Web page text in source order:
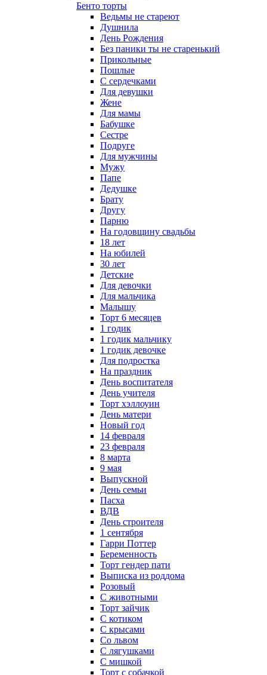
Бенто торты
Ведьмы не стареют
Душнила
День Рождения
Без паники ты не старенький
Прикольные
Пошлые
С сердечками
Для девушки
Жене
Для мамы
Бабушке
Сестре
Подруге
Для мужчины
Мужу
Папе
Дедушке
Брату
Другу
Парню
На годовщину свадьбы
18 лет
На юбилей
30 лет
Детские
Для девочки
Для мальчика
Малышу
Торт 6 месяцев
1 годик
1 годик мальчику
1 годик девочке
Для подростка
На праздник
День воспитателя
День учителя
Торт хэллоуин
День матери
Новый год
14 февраля
23 февраля
8 марта
9 мая
Выпускной
День семьи
Пасха
ВДВ
День строителя
1 сентября
Гарри Поттер
Беременность
Торт гендер пати
Выписка из роддома
Розовый
С животными
Торт зайчик
С котиком
С крысами
Со львом
С лягушками
С мишкой
Торт с собачкой